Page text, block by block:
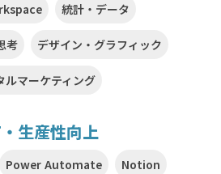
統計・データ
考 デザイン・グラフィック
ルマーケティング
生産性向上
Power Automate Notion